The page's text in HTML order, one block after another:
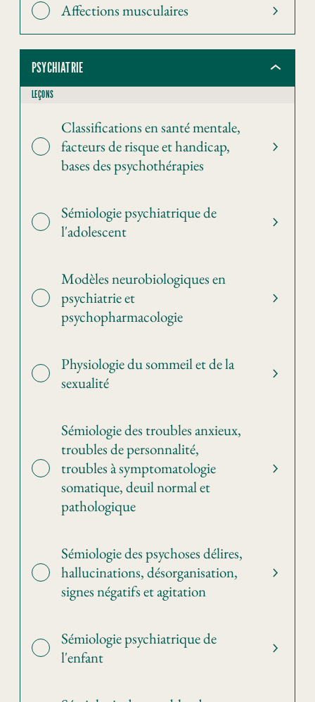
Affections musculaires
PSYCHIATRIE
LEÇONS
Classifications en santé mentale,
facteurs de risque et handicap,
bases des psychothérapies
Sémiologie psychiatrique de
l'adolescent
Modèles neurobiologiques en
psychiatrie et
psychopharmacologie
Physiologie du sommeil et de la
sexualité
Sémiologie des troubles anxieux,
troubles de personnalité,
troubles à symptomatologie
somatique, deuil normal et
pathologique
Sémiologie des psychoses délires,
hallucinations, désorganisation,
signes négatifs et agitation
Sémiologie psychiatrique de
l'enfant